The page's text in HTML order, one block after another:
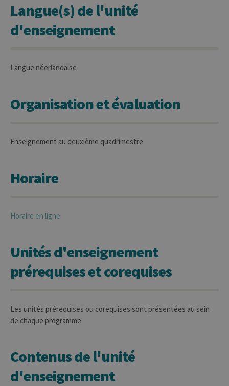
Langue(s) de l'unité
d'enseignement
Langue néerlandaise
Organisation et évaluation
Enseignement au deuxième quadrimestre
Horaire
Horaire en ligne
Unités d'enseignement
prérequises et corequises
Les unités prérequises ou corequises sont présentées au sein
de chaque programme
Contenus de l'unité
d'enseignement